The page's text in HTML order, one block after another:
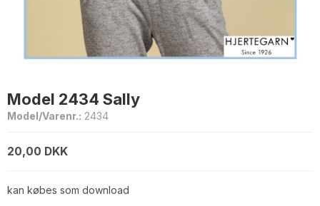
Model 2434 Sally
Model/Varenr.: 2434
20,00 DKK
kan købes som download